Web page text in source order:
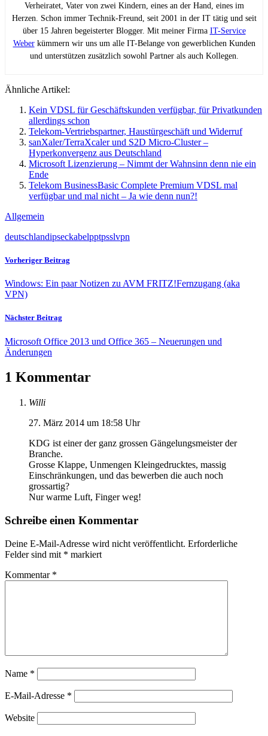
Verheiratet, Vater von zwei Kindern, eines an der Hand, eines im
Herzen. Schon immer Technik-Freund, seit 2001 in der IT tätig und seit
über 15 Jahren begeisterter Blogger. Mit meiner Firma IT-Service
Weberkümmern wir uns um alle IT-Belange von gewerblichen Kunden
und unterstützen zusätzlich sowohl Partner als auch Kollegen.
Ähnliche Artikel:
Kein VDSL für Geschäftskunden verfügbar, für Privatkunden
allerdings schon
Telekom-Vertriebspartner, Haustürgeschäft und Widerruf
sanXaler/TerraXcaler und S2D Micro-Cluster –
Hyperkonvergenz aus Deutschland
Microsoft Lizenzierung – Nimmt der Wahnsinn denn nie ein
Ende
Telekom BusinessBasic Complete Premium VDSL mal
verfügbar und mal nicht – Ja wie denn nun?!
Allgemein
deutschlandipseckabelpptpsslvpn
Vorheriger Beitrag
Windows: Ein paar Notizen zu AVM FRITZ!Fernzugang (aka
VPN)
Nächster Beitrag
Microsoft Office 2013 und Office 365 – Neuerungen und
Änderungen
1 Kommentar
Willi
27. März 2014 um 18:58 Uhr
KDG ist einer der ganz grossen Gängelungsmeister der
Branche.
Grosse Klappe, Unmengen Kleingedrucktes, massig
Einschränkungen, und das bewerben die auch noch
grossartig?
Nur warme Luft, Finger weg!
Schreibe einen Kommentar
Deine E-Mail-Adresse wird nicht veröffentlicht. Erforderliche
Felder sind mit * markiert
Kommentar *
Name *
E-Mail-Adresse *
Website